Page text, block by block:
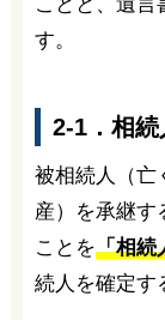
す。
2-1．相続
被相続人（亡
産）を承継す
ことを「相続
続人を確定す